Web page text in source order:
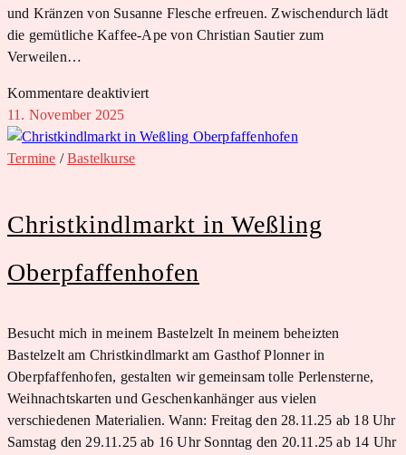
und Kränzen von Susanne Flesche erfreuen. Zwischendurch lädt
die gemütliche Kaffee-Ape von Christian Sautier zum
Verweilen…
Kommentare deaktiviertfür
für
Pavillon
Weßling
11. November 2025
Termine /Bastelkurse
Christkindlmarkt in Weßling
Oberpfaffenhofen
Besucht mich in meinem Bastelzelt In meinem beheizten
Bastelzelt am Christkindlmarkt am Gasthof Plonner in
Oberpfaffenhofen, gestalten wir gemeinsam tolle Perlensterne,
Weihnachtskarten und Geschenkanhänger aus vielen
verschiedenen Materialien. Wann: Freitag den 28.11.25 ab 18 Uhr
Samstag den 29.11.25 ab 16 Uhr Sonntag den 20.11.25 ab 14 Uhr